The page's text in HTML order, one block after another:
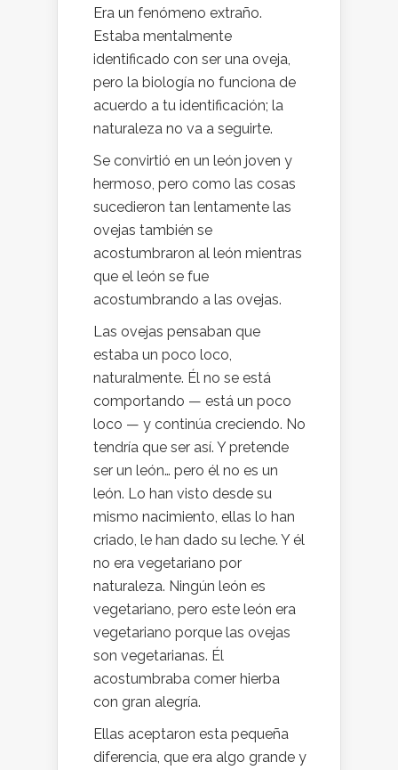
Era un fenómeno extraño.
Estaba mentalmente
identificado con ser una oveja,
pero la biología no funciona de
acuerdo a tu identificación; la
naturaleza no va a seguirte.
Se convirtió en un león joven y
hermoso, pero como las cosas
sucedieron tan lentamente las
ovejas también se
acostumbraron al león mientras
que el león se fue
acostumbrando a las ovejas.
Las ovejas pensaban que
estaba un poco loco,
naturalmente. Él no se está
comportando — está un poco
loco — y continúa creciendo. No
tendría que ser así. Y pretende
ser un león… pero él no es un
león. Lo han visto desde su
mismo nacimiento, ellas lo han
criado, le han dado su leche. Y él
no era vegetariano por
naturaleza. Ningún león es
vegetariano, pero este león era
vegetariano porque las ovejas
son vegetarianas. Él
acostumbraba comer hierba
con gran alegría.
Ellas aceptaron esta pequeña
diferencia, que era algo grande y